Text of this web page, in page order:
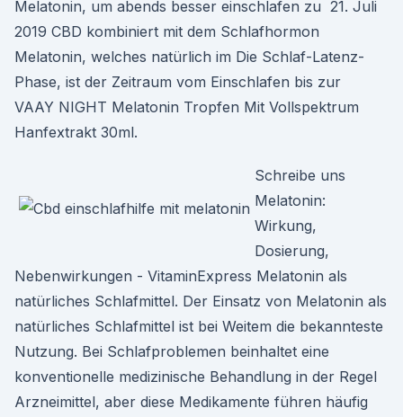
Melatonin, um abends besser einschlafen zu 21. Juli
2019 CBD kombiniert mit dem Schlafhormon
Melatonin, welches natürlich im Die Schlaf-Latenz-
Phase, ist der Zeitraum vom Einschlafen bis zur
VAAY NIGHT Melatonin Tropfen Mit Vollspektrum
Hanfextrakt 30ml.
Schreibe uns
Melatonin:
Wirkung,
Dosierung,
Nebenwirkungen - VitaminExpress Melatonin als
natürliches Schlafmittel. Der Einsatz von Melatonin als
natürliches Schlafmittel ist bei Weitem die bekannteste
Nutzung. Bei Schlafproblemen beinhaltet eine
konventionelle medizinische Behandlung in der Regel
Arzneimittel, aber diese Medikamente führen häufig